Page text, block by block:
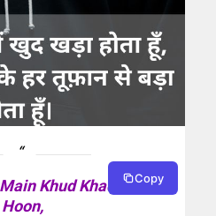
Khud Khada Hota
Hoon,
Copy